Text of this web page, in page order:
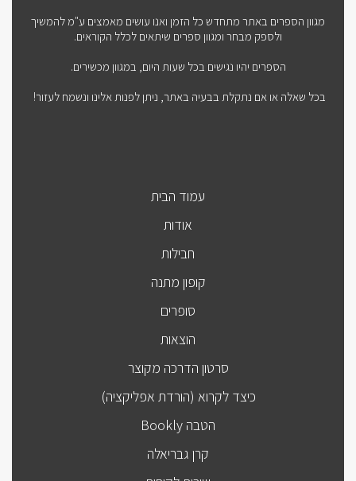
מגוון הספרים באתר מתחדש כל הזמן ואנו עושים מאמצים ע"מ להמשיך
ולספק מבחר ומגוון ספרים שיתאים לכלל הקוראים.
הספרים יהיו נגישים בכל שעות היום, במגוון מכשירים.
בכל שאלה או אם נתקלת בבעיה באתר, ניתן לפנות אלינו ונשמח לעזור!
עמוד הבית
אודות
חבילות
קופון מתנה
סופרים
הוצאות
סרטון הדרכה מקוצר
כיצד לקרוא (הורדת אפליקציה)
הטבה Bookly
קרן גבריאלה